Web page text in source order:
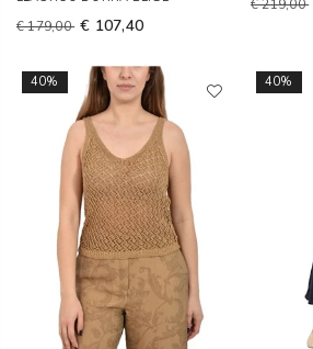
€ 179,00 € 107,40
€ 219,00
40% 40%